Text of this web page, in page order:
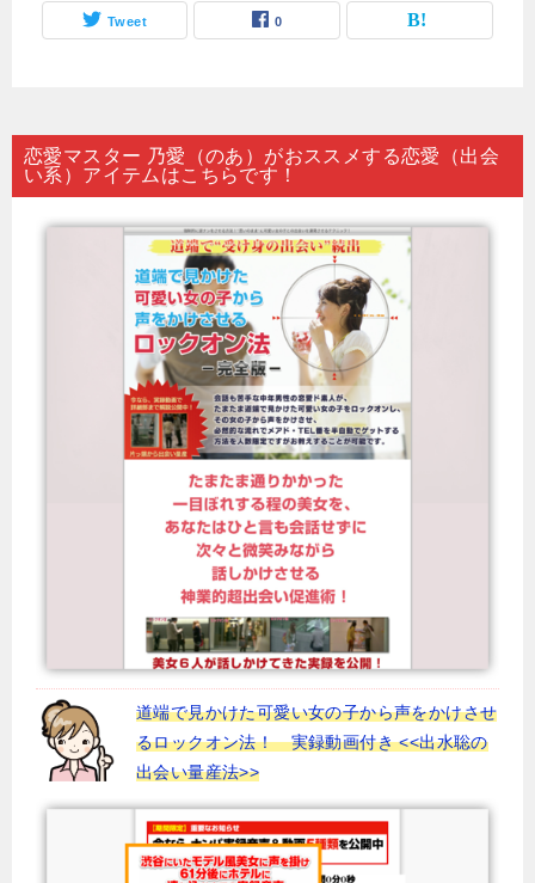
Tweet 0
恋愛マスター 乃愛（のあ）がおススメする恋愛（出会
い系）アイテムはこちらです！
道端で見かけた可愛い女の子から声をかけさせ
るロックオン法！ 実録動画付き <<出水聡の
出会い量産法>>